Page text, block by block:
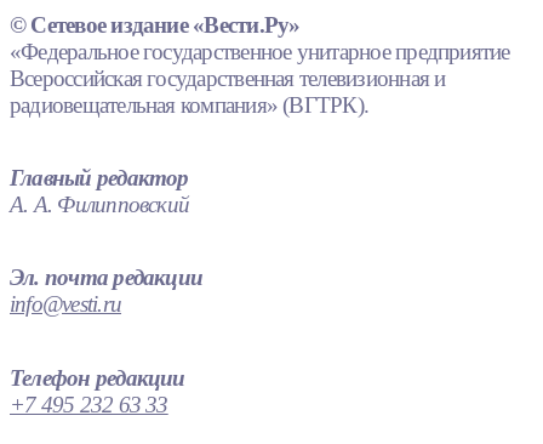
© Сетевое издание «Вести.Ру»
«Федеральное государственное унитарное предприятие
Всероссийская государственная телевизионная и
радиовещательная компания» (ВГТРК).
Главный редактор
А. А. Филипповский
Эл. почта редакции
info@vesti.ru
Телефон редакции
+7 495 232 63 33